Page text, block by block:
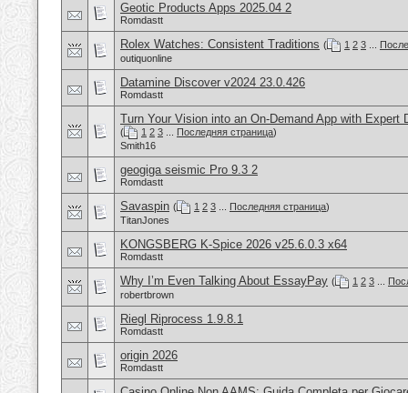
Geotic Products Apps 2025.04 2
Romdastt
Rolex Watches: Consistent Traditions ( 1 2 3
outiquonline
Datamine Discover v2024 23.0.426
Romdastt
Turn Your Vision into an On-Demand App with Expert
( 1 2 3 Последняя страница)
Smith16
geogiga seismic Pro 9.3 2
Romdastt
Savaspin ( 1 2 3 Последняя страница)
TitanJones
KONGSBERG K-Spice 2026 v25.6.0.3 x64
Romdastt
Why I’m Even Talking About EssayPay ( 1 2 3
robertbrown
Riegl Riprocess 1.9.8.1
Romdastt
origin 2026
Romdastt